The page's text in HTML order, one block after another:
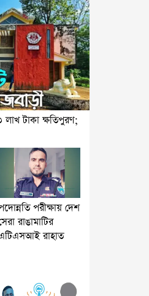
লাখ টাকা ক্ষতিপুরণ;
পরীক্ষায় দেশ
রাঙামাটির
রাহাত